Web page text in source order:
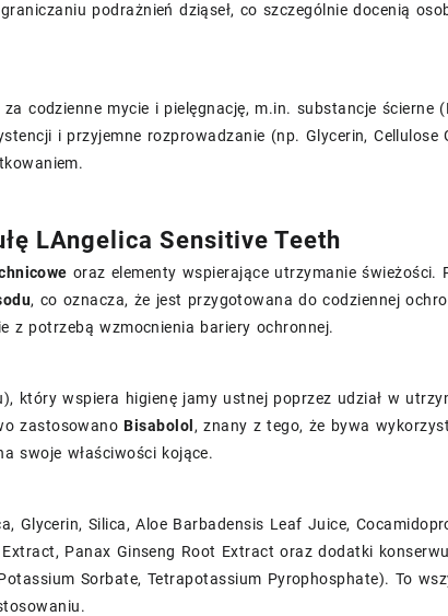
podrażnień dziąseł, co szczególnie docenią
codzienne mycie i pielęgnację, m.in. substancje ścierne
i przyjemne rozprowadzanie (np. Glycerin, Cellulose
LAngelica Sensitive Teeth
oraz elementy wspierające utrzymanie świeżości.
, co oznacza, że jest przygotowana do codziennej
z potrzebą wzmocnienia bariery ochronnej.
który wspiera higienę jamy ustnej poprzez udział w
zastosowanoBisabolol , znany z tego, że bywa
swoje właściwości kojące.
Glycerin, Silica, Aloe Barbadensis Leaf Juice,
Panax Ginseng Root Extract oraz dodatki
Sorbate, Tetrapotassium Pyrophosphate). To